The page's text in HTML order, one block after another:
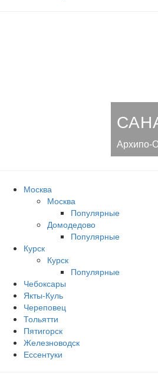
Архипо-
Москва
Москва
Популярные
Домодедово
Популярные
Курск
Курск
Популярные
Чебоксары
Якты-Куль
Череповец
Тольятти
Пятигорск
Железноводск
Ессентуки